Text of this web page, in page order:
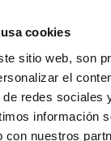
cookies
sitio web, son
el
redes sociales
información
con nuestros
del club.
Política de privacidad